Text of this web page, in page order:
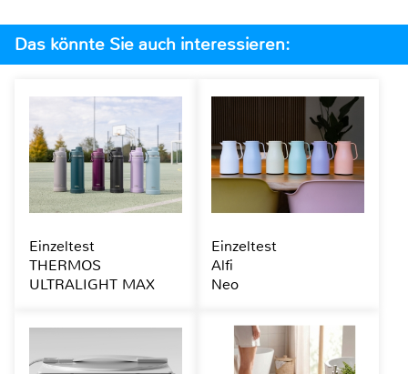
Das könnte Sie auch interessieren:
Einzeltest
THERMOS
ULTRALIGHT MAX
Einzeltest
Alfi
Neo